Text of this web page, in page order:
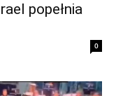
popełnia
0